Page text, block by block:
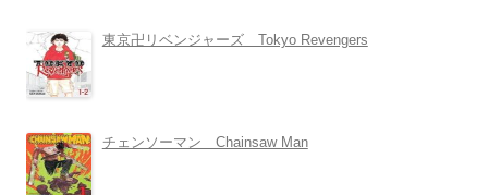
東京卍リベンジャーズ Tokyo Revengers
チェンソーマン Chainsaw Man